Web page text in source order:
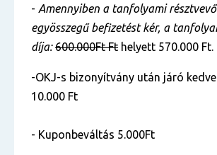
- Amennyiben a tanfolyami résztvevő
egyösszegű befizetést kér, a
díja: 600.000Ft Ft helyett 570.000 Ft.
-OKJ-s bizonyítvány után járó
10.000 Ft
- Kuponbeváltás 5.000Ft